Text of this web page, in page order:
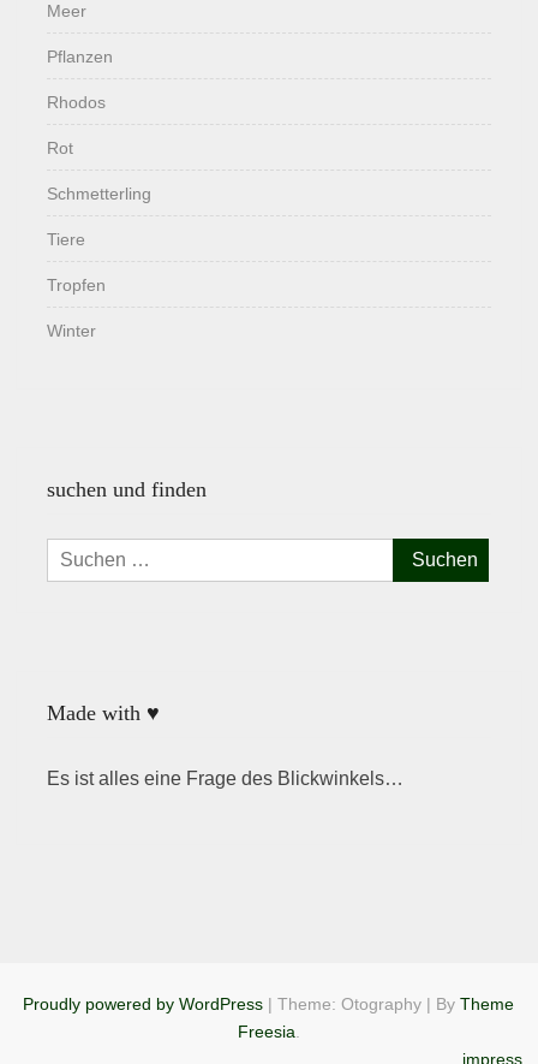
Meer
Pflanzen
Rhodos
Rot
Schmetterling
Tiere
Tropfen
Winter
suchen und finden
Suchen
nach:
Made with ♥
Es ist alles eine Frage des Blickwinkels…
Proudly powered by WordPress |Theme: Otography | ByTheme
Freesia
impress